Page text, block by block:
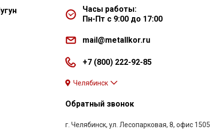
Часы работы:
Пн-Пт с 9:00 до 17:00
mail@metallkor.ru
+7 (800) 222-92-85
Челябинск
Обратный звонок
г. Челябинск, ул. Лесопарковая, 8, офис 1505